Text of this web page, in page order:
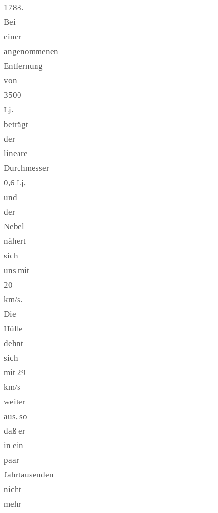
1788.
Bei
einer
angenommenen
Entfernung
von
3500
Lj.
beträgt
der
lineare
Durchmesser
0,6 Lj,
und
der
Nebel
nähert
sich
uns mit
20
km/s.
Die
Hülle
dehnt
sich
mit 29
km/s
weiter
aus, so
daß er
in ein
paar
Jahrtausenden
nicht
mehr